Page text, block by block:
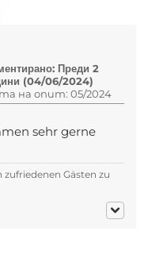
Преди 2
(04/06/2024)
на опит: 05/2024
sehr gerne
Gästen zu